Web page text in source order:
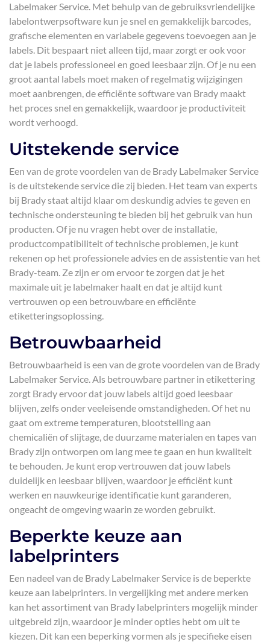
Labelmaker Service. Met behulp van de gebruiksvriendelijke
labelontwerpsoftware kun je snel en gemakkelijk barcodes,
grafische elementen en variabele gegevens toevoegen aan je
labels. Dit bespaart niet alleen tijd, maar zorgt er ook voor
dat je labels professioneel en goed leesbaar zijn. Of je nu een
groot aantal labels moet maken of regelmatig wijzigingen
moet aanbrengen, de efficiënte software van Brady maakt
het proces snel en gemakkelijk, waardoor je productiviteit
wordt verhoogd.
Uitstekende service
Een van de grote voordelen van de Brady Labelmaker Service
is de uitstekende service die zij bieden. Het team van experts
bij Brady staat altijd klaar om deskundig advies te geven en
technische ondersteuning te bieden bij het gebruik van hun
producten. Of je nu vragen hebt over de installatie,
productcompatibiliteit of technische problemen, je kunt
rekenen op het professionele advies en de assistentie van het
Brady-team. Ze zijn er om ervoor te zorgen dat je het
maximale uit je labelmaker haalt en dat je altijd kunt
vertrouwen op een betrouwbare en efficiënte
etiketteringsoplossing.
Betrouwbaarheid
Betrouwbaarheid is een van de grote voordelen van de Brady
Labelmaker Service. Als betrouwbare partner in etikettering
zorgt Brady ervoor dat jouw labels altijd goed leesbaar
blijven, zelfs onder veeleisende omstandigheden. Of het nu
gaat om extreme temperaturen, blootstelling aan
chemicaliën of slijtage, de duurzame materialen en tapes van
Brady zijn ontworpen om lang mee te gaan en hun kwaliteit
te behouden. Je kunt erop vertrouwen dat jouw labels
duidelijk en leesbaar blijven, waardoor je efficiënt kunt
werken en nauwkeurige identificatie kunt garanderen,
ongeacht de omgeving waarin ze worden gebruikt.
Beperkte keuze aan
labelprinters
Een nadeel van de Brady Labelmaker Service is de beperkte
keuze aan labelprinters. In vergelijking met andere merken
kan het assortiment van Brady labelprinters mogelijk minder
uitgebreid zijn, waardoor je minder opties hebt om uit te
kiezen. Dit kan een beperking vormen als je specifieke eisen